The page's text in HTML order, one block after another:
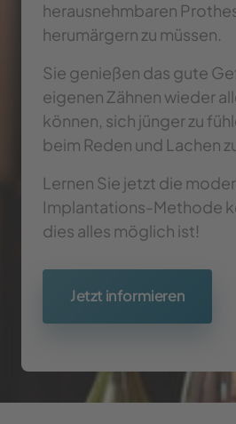
herausnehmbaren
herumärgern zu müssen.
Sie genießen das gute
eigenen Zähnen wieder
können, sich jünger zu
beim Reden und Lachen
Lernen Sie jetzt die
Implantations-Methode
dies alles möglich ist!
Jetzt informieren